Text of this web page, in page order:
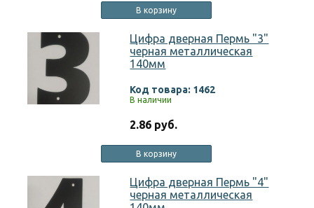
В корзину
Цифра дверная Пермь "3"
черная металлическая
140мм
Код товара: 1462
В наличии
2.86 руб.
В корзину
Цифра дверная Пермь "4"
черная металлическая